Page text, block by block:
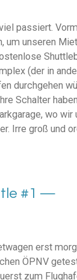
passiert.
um unseren
(der in
durchgehen
Schalter
wo wir
Irre groß und
#1 —
erst
ÖPNV
zum